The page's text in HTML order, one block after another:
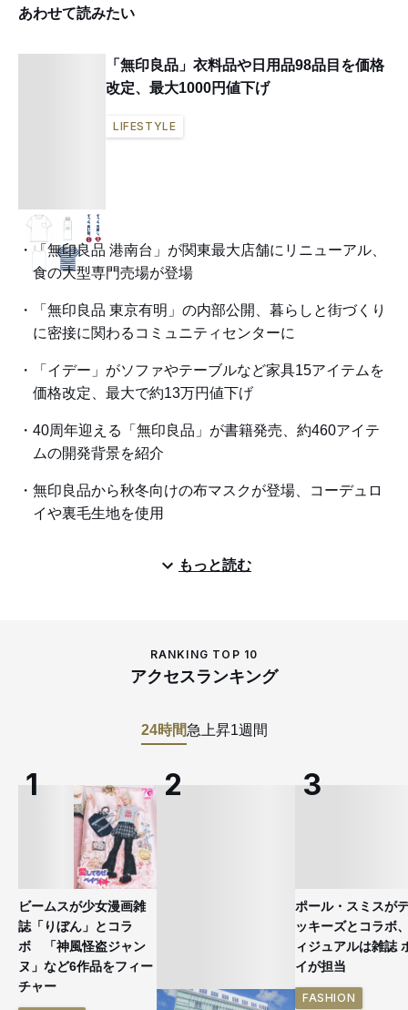
あわせて読みたい
「無印良品」衣料品や日用品98品目を価格
改定、最大1000円値下げ
LIFESTYLE
「無印良品 港南台」が関東最大店舗にリニューアル、
食の大型専門売場が登場
「無印良品 東京有明」の内部公開、暮らしと街づくり
に密接に関わるコミュニティセンターに
「イデー」がソファやテーブルなど家具15アイテムを
価格改定、最大で約13万円値下げ
40周年迎える「無印良品」が書籍発売、約460アイテ
ムの開発背景を紹介
無印良品から秋冬向けの布マスクが登場、コーデュロ
イや裏毛生地を使用
もっと読む
RANKING TOP 10
アクセスランキング
24時間急上昇1週間
ビームスが少女漫画雑
誌「りぼん」とコラ
ボ 「神風怪盗ジャン
ヌ」など6作品をフィー
チャー
ポール・スミスが
ッキーズとコラボ
ィジュアルは雑誌
イが担当
FASHION